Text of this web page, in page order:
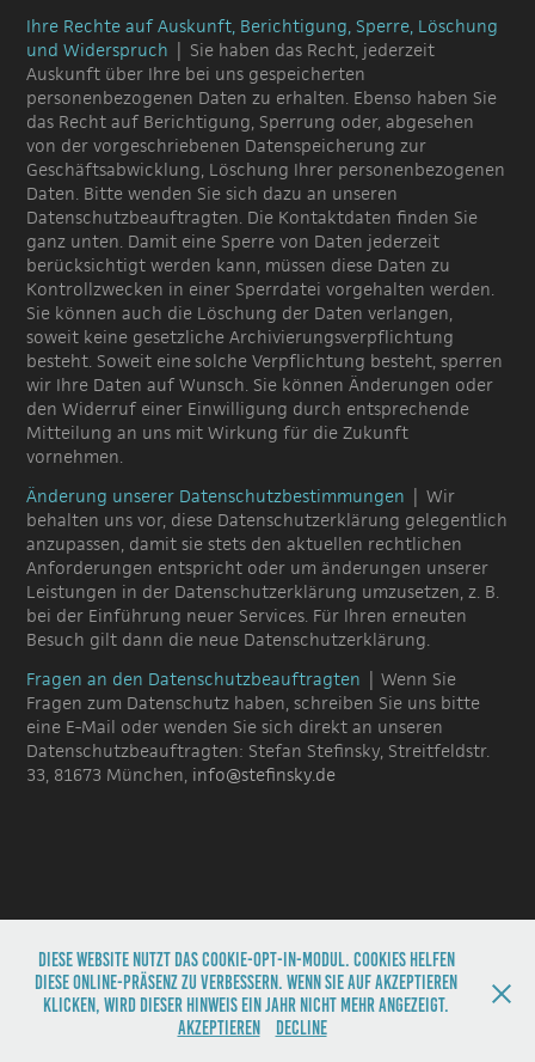
Ihre Rechte auf Auskunft, Berichtigung, Sperre, Löschung
und Widerspruch | Sie haben das Recht, jederzeit
Auskunft über Ihre bei uns gespeicherten
personenbezogenen Daten zu erhalten. Ebenso haben Sie
das Recht auf Berichtigung, Sperrung oder, abgesehen
von der vorgeschriebenen Datenspeicherung zur
Geschäftsabwicklung, Löschung Ihrer personenbezogenen
Daten. Bitte wenden Sie sich dazu an unseren
Datenschutzbeauftragten. Die Kontaktdaten finden Sie
ganz unten. Damit eine Sperre von Daten jederzeit
berücksichtigt werden kann, müssen diese Daten zu
Kontrollzwecken in einer Sperrdatei vorgehalten werden.
Sie können auch die Löschung der Daten verlangen,
soweit keine gesetzliche Archivierungsverpflichtung
besteht. Soweit eine solche Verpflichtung besteht, sperren
wir Ihre Daten auf Wunsch. Sie können Änderungen oder
den Widerruf einer Einwilligung durch entsprechende
Mitteilung an uns mit Wirkung für die Zukunft
vornehmen.
Änderung unserer Datenschutzbestimmungen | Wir
behalten uns vor, diese Datenschutzerklärung gelegentlich
anzupassen, damit sie stets den aktuellen rechtlichen
Anforderungen entspricht oder um änderungen unserer
Leistungen in der Datenschutzerklärung umzusetzen, z. B.
bei der Einführung neuer Services. Für Ihren erneuten
Besuch gilt dann die neue Datenschutzerklärung.
Fragen an den Datenschutzbeauftragten | Wenn Sie
Fragen zum Datenschutz haben, schreiben Sie uns bitte
eine E-Mail oder wenden Sie sich direkt an unseren
Datenschutzbeauftragten: Stefan Stefinsky, Streitfeldstr.
33, 81673 München, info@stefinsky.de
© Stefan Stefinksy 2020
Diese Website nutzt das Cookie-Opt-In-Modul. Cookies helfen
diese Online-Präsenz zu verbessern. Wenn Sie auf Akzeptieren
klicken, wird dieser Hinweis ein Jahr nicht mehr angezeigt.
Akzeptieren
Decline